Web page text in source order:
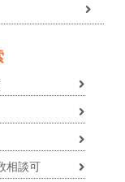
相談可